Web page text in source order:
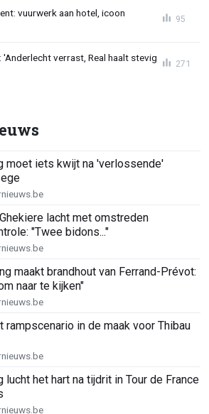
vuurwerk aan hotel, icoon
95
'Anderlecht verrast, Real haalt stevig
271
moet iets kwijt na 'verlossende'
lacht met omstreden
"Twee bidons..."
maakt brandhout van Ferrand-Prévot:
naar te kijken"
rampscenario in de maak voor Thibau
lucht het hart na tijdrit in Tour de France